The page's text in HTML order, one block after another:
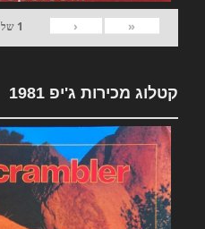
«
‹
1 של
קטלוג מכירות ג'יפ 1981